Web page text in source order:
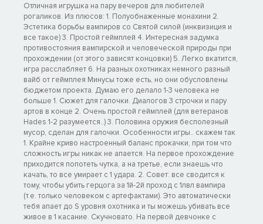
Отличная игрушка на пару вечеров для любителей
рогаликов. Из плюсов: 1. Полуобнаженные монахини 2.
Эстетика борьбы вампиров со Святой силой (инквизиция и
все такое) 3. Простой геймплей 4. Интересная задумка
противостояния вампирской и человеческой природы при
прохождении (от этого зависят концовки) 5. Легко вкатится,
игра расслабляет 6. На разных охотниках немного разный
вайб от геймплея Минусы тоже есть, но они обусловлены
бюджетом проекта. Думаю его делало 1-3 человека не
больше 1. Сюжет для галочки. Диалогов 3 строчки и пару
артов в конце 2. Очень простой геймплей (для ветеранов
Hades 1-2 разумеется..) 3. Половина оружия бесполезный
мусор, сделан для галочки. Особенности игры.. скажем так
1. Крайне криво настроенный баланс прокачки, при том что
сложность игры никак не апается. На первое прохождение
приходится попотеть чутка, а на третье, если знаешь что
качать, то все умирает с 1 удара. 2. Совет: все сводится к
тому, чтобы убить герцога за 1й-2й проход с 1лвл вампира
(т.е. только человеком с артефактами). Это автоматически
тебя апает до S уровня охотника и ты можешь убивать все
живое в 1 касание. Скучновато. На первой девчонке с